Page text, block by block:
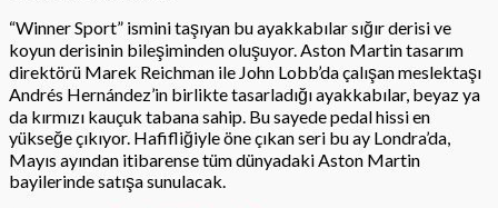
“Winner Sport” ismini taşıyan bu ayakkabılar sığır derisi ve
koyun derisinin bileşiminden oluşuyor. Aston Martin tasarım
direktörü Marek Reichman ile John Lobb’da çalışan meslektaşı
Andrés Hernández’in birlikte tasarladığı ayakkabılar, beyaz ya
da kırmızı kauçuk tabana sahip. Bu sayede pedal hissi en
yükseğe çıkıyor. Hafifliğiyle öne çıkan seri bu ay Londra’da,
Mayıs ayından itibarense tüm dünyadaki Aston Martin
bayilerinde satışa sunulacak.